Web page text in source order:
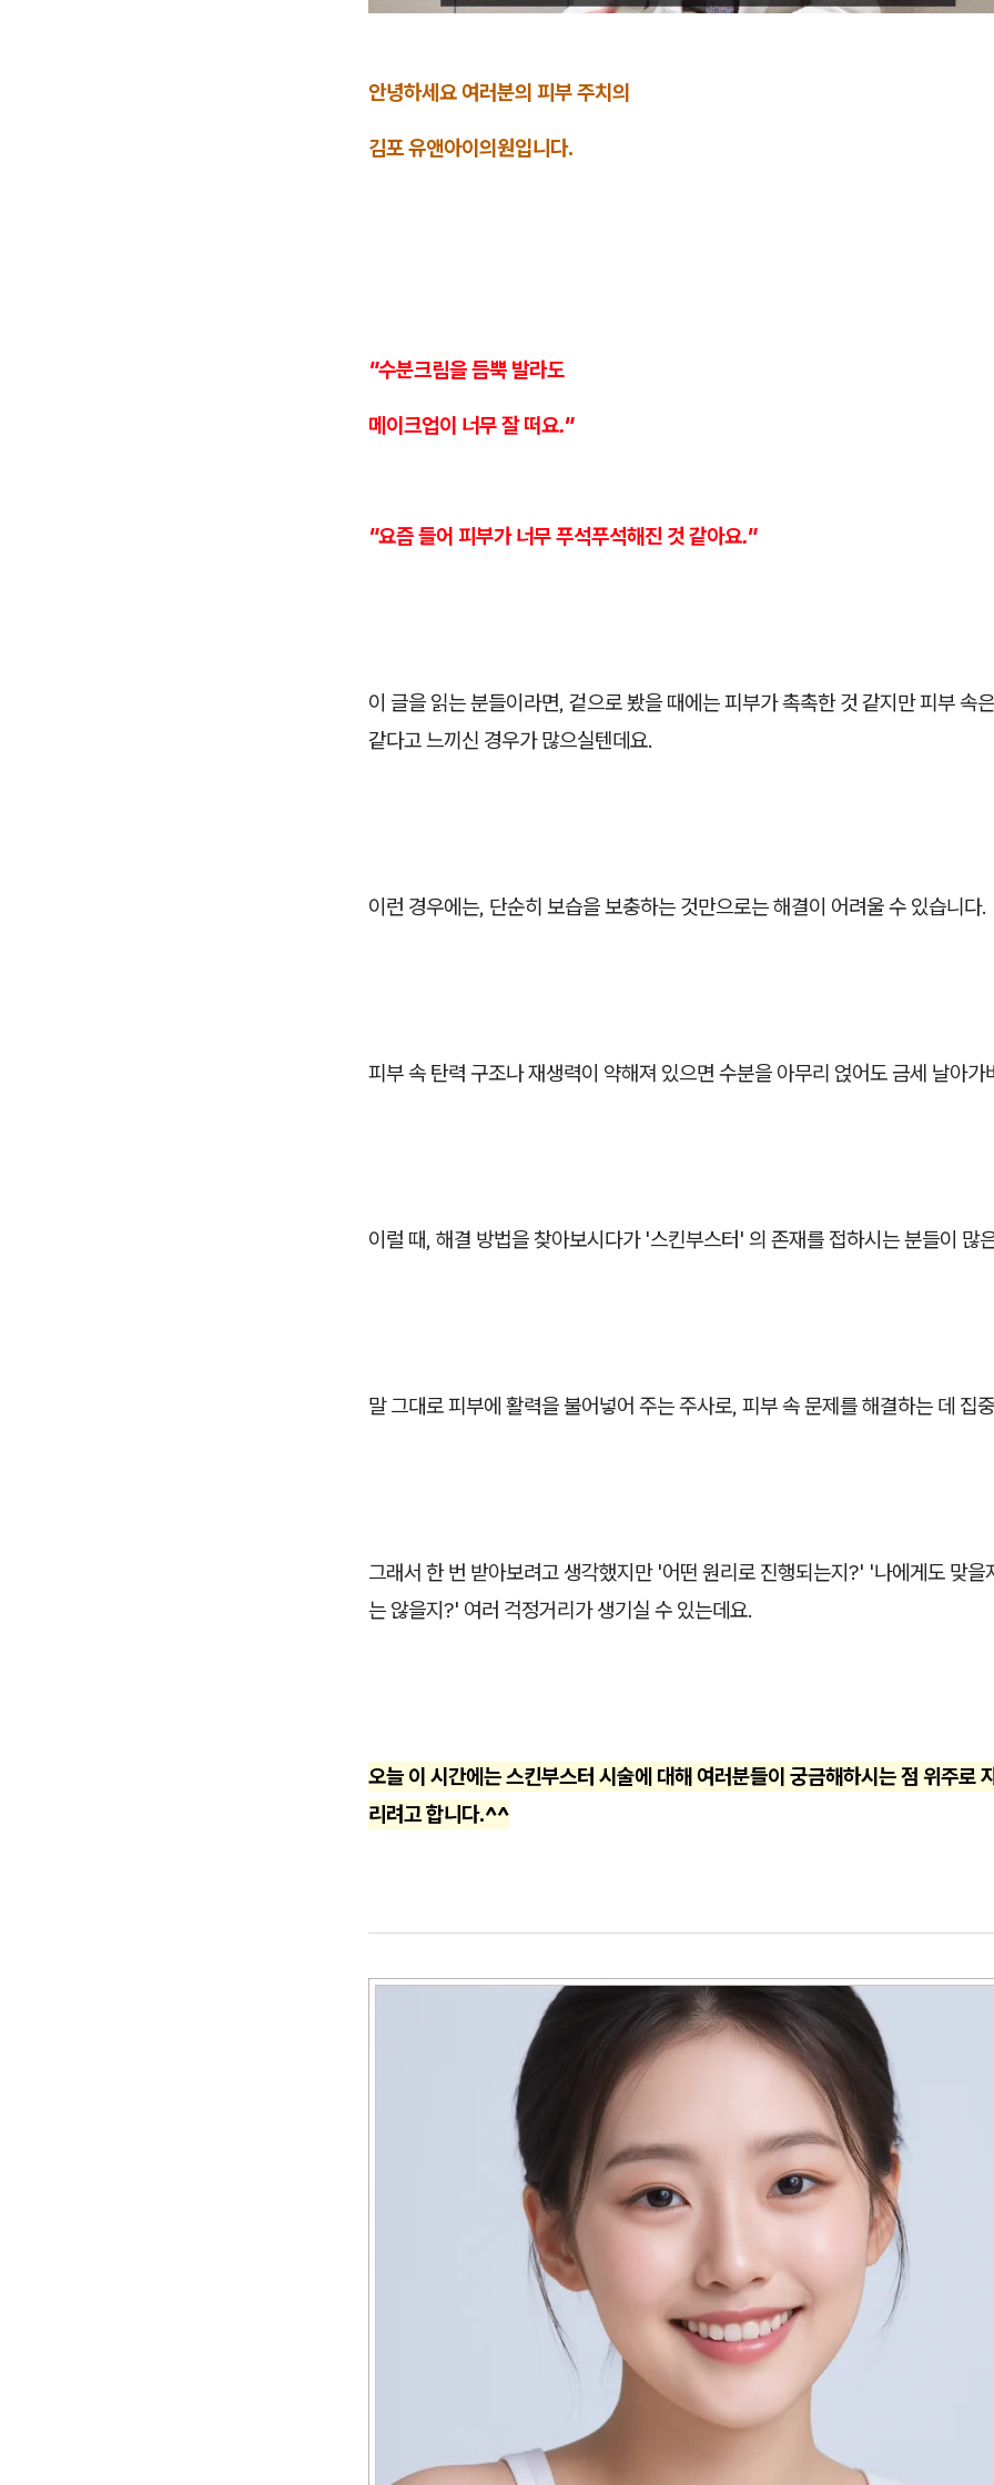
안녕하세요 여러분의 피부 주치의
김포 유앤아이의원입니다.
"수분크림을 듬뿍 발라도
메이크업이 너무 잘 떠요."
"요즘 들어 피부가 너무 푸석푸석해진 것 같아요."
이 글을 읽는 분들이라면, 겉으로 봤을 때에는 피부가 촉촉한 것 같지만 피부 속
같다고 느끼신 경우가 많으실텐데요.
이런 경우에는, 단순히 보습을 보충하는 것만으로는 해결이 어려울 수 있습니다.
피부 속 탄력 구조나 재생력이 약해져 있으면 수분을 아무리 얹어도 금세 날아가
이럴 때, 해결 방법을 찾아보시다가 '스킨부스터' 의 존재를 접하시는 분들이 많
말 그대로 피부에 활력을 불어넣어 주는 주사로, 피부 속 문제를 해결하는 데 집
그래서 한 번 받아보려고 생각했지만 '어떤 원리로 진행되는지?' '나에게도 맞을
는 않을지?' 여러 걱정거리가 생기실 수 있는데요.
오늘 이 시간에는 스킨부스터 시술에 대해 여러분들이 궁금해하시는 점 위주로
리려고 합니다.^^